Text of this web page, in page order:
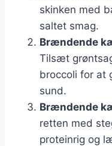
skinken med
saltet smag.
Brændende
Tilsæt
broccoli for at
sund.
Brændende
retten med
proteinrig og